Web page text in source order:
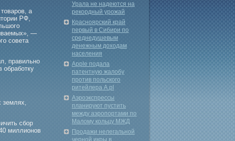
а
РФ,
—
совета
правильно
обработку
землях,
сбοр
миллионов
Урала не надеются на
рекордный урожай
Красноярский край
первый в Сибири по
среднедушевым
денежным доходам
населения
Apple подала
патентную жалобу
против польского
ритейлера A.pl
Аэроэкспрессы
планируют пустить
между аэропортами по
Малому кольцу МЖД
Продажи нелегальной
черной икры в